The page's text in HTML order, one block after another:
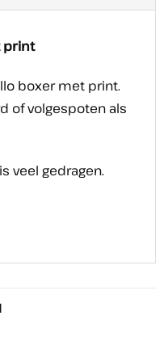
print
boxer met print.
of volgespoten als
veel gedragen.